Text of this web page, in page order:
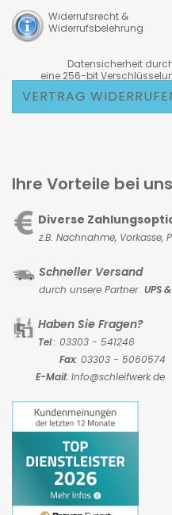
Widerrufsrecht &
Widerrufsbelehrung
Datensicherheit
eine 256-bit
VERTRAG
Ihre Vorteile bei uns
Diverse
z.B. Nachnahme, Vorkasse,
Schneller Versand
durch unsere Partner UPS
Haben Sie Fragen?
Tel.: 03303 - 541246
Fax: 03303 - 5060574
E-Mail: Info@schleifwerk.de